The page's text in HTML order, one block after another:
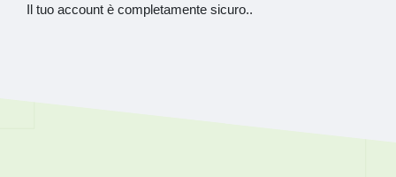
Il tuo account è completamente sicuro..